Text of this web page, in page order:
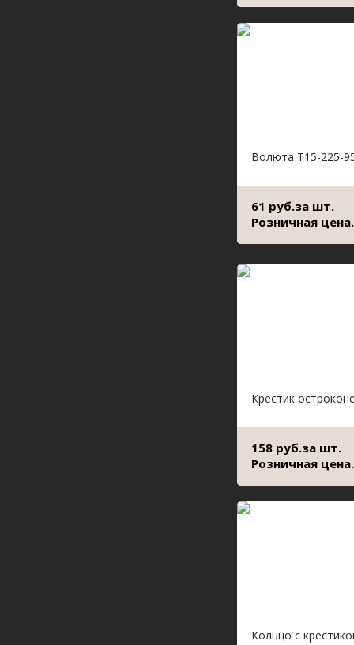
Волюта Т15-225-
61 руб.за шт.
Розничная цена.
Крестик
158 руб.за шт.
Розничная цена.
Кольцо с